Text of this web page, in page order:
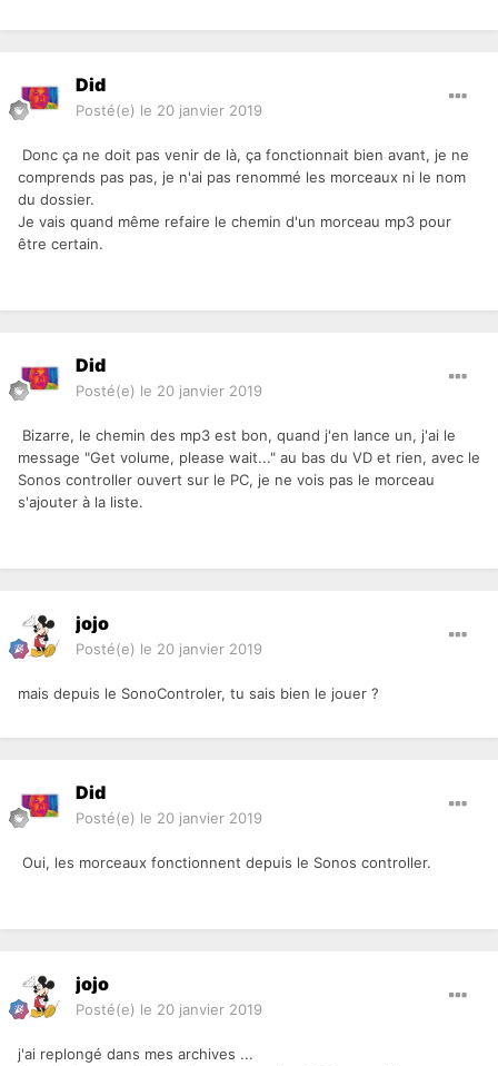
Did
Posté(e) le 20 janvier 2019
Donc ça ne doit pas venir de là, ça fonctionnait bien avant, je ne
comprends pas pas, je n'ai pas renommé les morceaux ni le nom
du dossier.
Je vais quand même refaire le chemin d'un morceau mp3 pour
être certain.
Did
Posté(e) le 20 janvier 2019
Bizarre, le chemin des mp3 est bon, quand j'en lance un, j'ai le
message "Get volume, please wait..." au bas du VD et rien, avec le
Sonos controller ouvert sur le PC, je ne vois pas le morceau
s'ajouter à la liste.
jojo
Posté(e) le 20 janvier 2019
mais depuis le SonoControler, tu sais bien le jouer ?
Did
Posté(e) le 20 janvier 2019
Oui, les morceaux fonctionnent depuis le Sonos controller.
jojo
Posté(e) le 20 janvier 2019
j'ai replongé dans mes archives ...